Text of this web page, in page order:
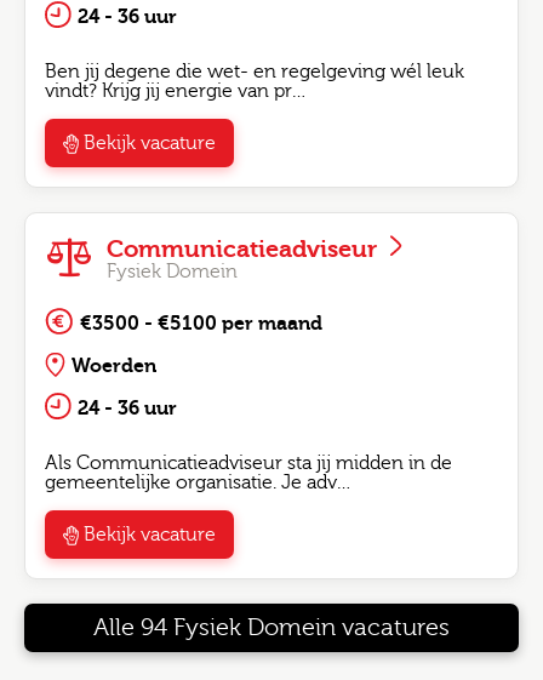
24 - 36 uur
Ben jij degene die wet- en regelgeving wél leuk
vindt? Krijg jij energie van pr…
Bekijk vacature
Communicatieadviseur
Fysiek Domein
€3500 - €5100 per maand
Woerden
24 - 36 uur
Als Communicatieadviseur sta jij midden in de
gemeentelijke organisatie. Je adv…
Bekijk vacature
Alle 94 Fysiek Domein vacatures